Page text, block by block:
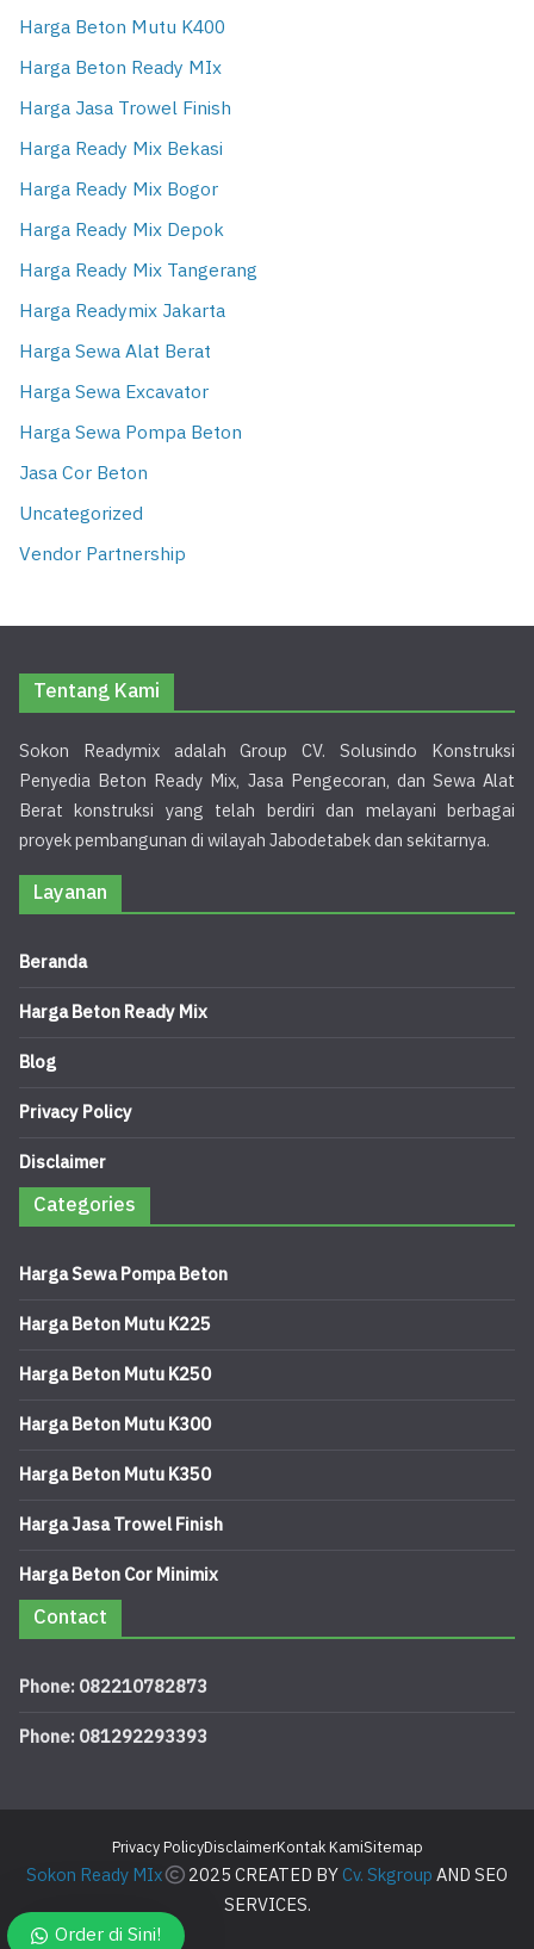
Harga Beton Mutu K400
Harga Beton Ready MIx
Harga Jasa Trowel Finish
Harga Ready Mix Bekasi
Harga Ready Mix Bogor
Harga Ready Mix Depok
Harga Ready Mix Tangerang
Harga Readymix Jakarta
Harga Sewa Alat Berat
Harga Sewa Excavator
Harga Sewa Pompa Beton
Jasa Cor Beton
Uncategorized
Vendor Partnership
Tentang Kami
Sokon Readymix adalah Group CV. Solusindo Konstruksi
Penyedia Beton Ready Mix, Jasa Pengecoran, dan Sewa Alat
Berat konstruksi yang telah berdiri dan melayani berbagai
proyek pembangunan di wilayah Jabodetabek dan sekitarnya.
Layanan
Beranda
Harga Beton Ready Mix
Blog
Privacy Policy
Disclaimer
Categories
Harga Sewa Pompa Beton
Harga Beton Mutu K225
Harga Beton Mutu K250
Harga Beton Mutu K300
Harga Beton Mutu K350
Harga Jasa Trowel Finish
Harga Beton Cor Minimix
Contact
Phone: 082210782873
Phone: 081292293393
Privacy PolicyDisclaimerKontak KamiSitemap
Sokon Ready MIx 2025 CREATED BYCv. SkgroupAND SEO
SERVICES.
Order di Sini!